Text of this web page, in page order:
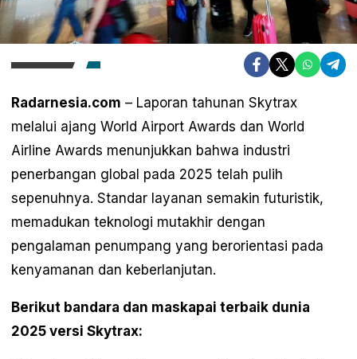
Radarnesia.com – Laporan tahunan Skytrax
melalui ajang World Airport Awards dan World
Airline Awards menunjukkan bahwa industri
penerbangan global pada 2025 telah pulih
sepenuhnya. Standar layanan semakin futuristik,
memadukan teknologi mutakhir dengan
pengalaman penumpang yang berorientasi pada
kenyamanan dan keberlanjutan.
Berikut bandara dan maskapai terbaik dunia
2025 versi Skytrax: